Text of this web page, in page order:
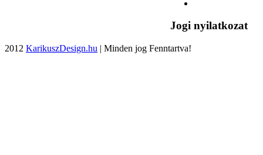
Jogi nyilatkozat
2012 KarikuszDesign.hu | Minden jog Fenntartva!